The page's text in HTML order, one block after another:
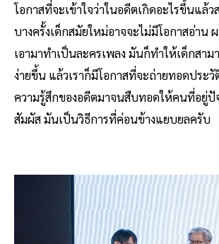
โอกาสที่จะเข้าใจว่าในอดีตเกิดอะไรขึ้นแล้
บางครั้งเด็กสมัยใหม่อาจจะไม่มีโอกาสอ่าน
เอามาทำเป็นละครเพลง มันก็ทำให้เด็กสาม
ง่ายขึ้น แล้วเราก็มีโอกาสที่จะถ่ายทอดประ
ความรู้สึกของอดีตมาจนสืบทอดให้คนที่อยู่ปั
สัมผัส มันเป็นวิธีการที่ค่อนข้างแยบยลครับ